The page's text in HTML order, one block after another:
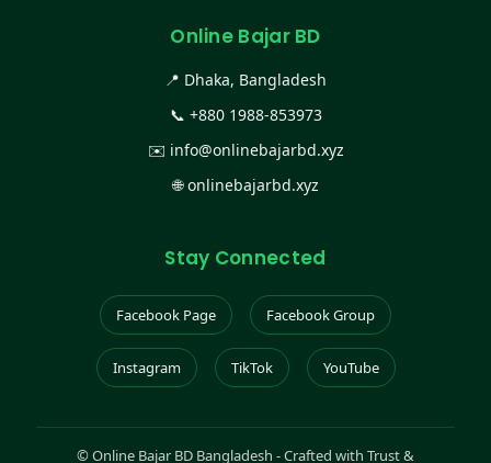
Online Bajar BD
📍 Dhaka, Bangladesh
📞 +880 1988-853973
✉️ info@onlinebajarbd.xyz
🌐onlinebajarbd.xyz
Stay Connected
Facebook Page Facebook Group
Instagram TikTok YouTube
©Online Bajar BD Bangladesh - Crafted with Trust &